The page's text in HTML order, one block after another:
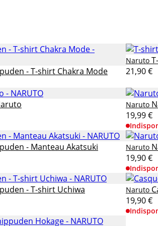
- T-shirt Chakra Mode
Naruto
21,90 €
Naruto
19,99 €
- Manteau Akatsuki
Naruto
19,90 €
- T-shirt Uchiwa
Naruto
19,90 €